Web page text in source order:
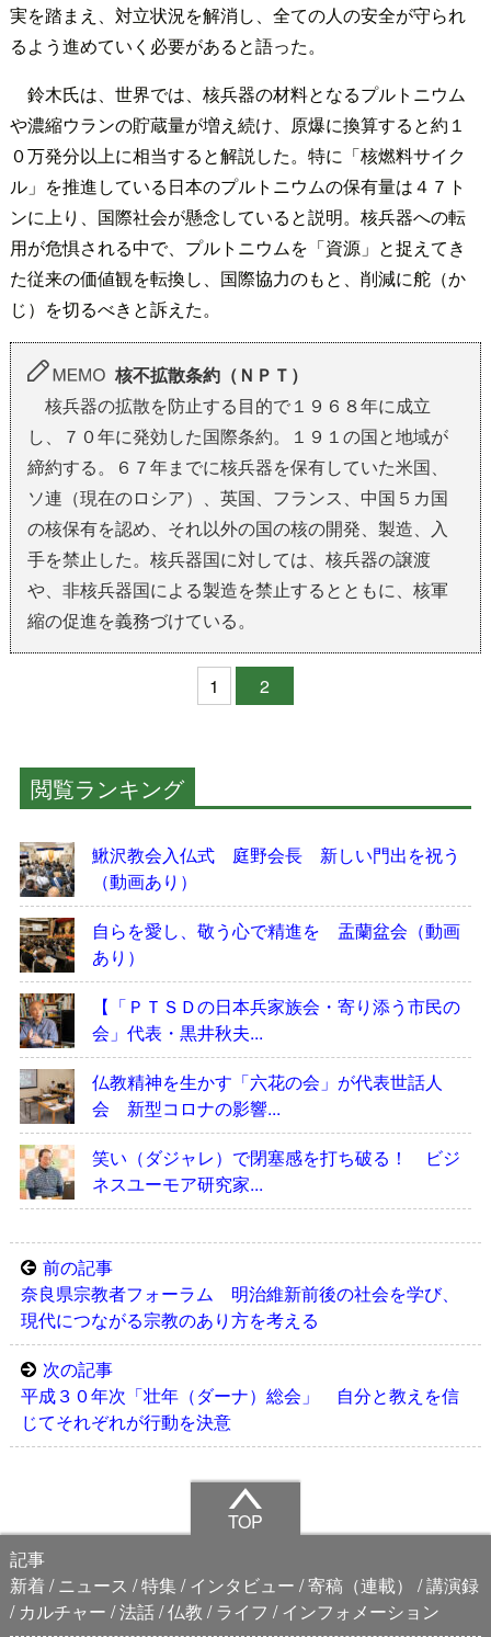
実を踏まえ、対立状況を解消し、全ての人の安全が守られ
るよう進めていく必要があると語った。
鈴木氏は、世界では、核兵器の材料となるプルトニウム
や濃縮ウランの貯蔵量が増え続け、原爆に換算すると約１
０万発分以上に相当すると解説した。特に「核燃料サイク
ル」を推進している日本のプルトニウムの保有量は４７ト
ンに上り、国際社会が懸念していると説明。核兵器への転
用が危惧される中で、プルトニウムを「資源」と捉えてき
た従来の価値観を転換し、国際協力のもと、削減に舵（か
じ）を切るべきと訴えた。
核不拡散条約（ＮＰＴ）
核兵器の拡散を防止する目的で１９６８年に成立
し、７０年に発効した国際条約。１９１の国と地域が
締約する。６７年までに核兵器を保有していた米国、
ソ連（現在のロシア）、英国、フランス、中国５カ国
の核保有を認め、それ以外の国の核の開発、製造、入
手を禁止した。核兵器国に対しては、核兵器の譲渡
や、非核兵器国による製造を禁止するとともに、核軍
縮の促進を義務づけている。
1 2
閲覧ランキング
鰍沢教会入仏式 庭野会長 新しい門出を祝う
（動画あり）
自らを愛し、敬う心で精進を 盂蘭盆会（動画
あり）
【「ＰＴＳＤの日本兵家族会・寄り添う市民の
会」代表・黒井秋夫...
仏教精神を生かす「六花の会」が代表世話人
会 新型コロナの影響...
笑い（ダジャレ）で閉塞感を打ち破る！ ビジ
ネスユーモア研究家...
前の記事
奈良県宗教者フォーラム 明治維新前後の社会を学び、
現代につながる宗教のあり方を考える
次の記事
平成３０年次「壮年（ダーナ）総会」 自分と教えを信
じてそれぞれが行動を決意
TOP
記事
新着
ニュース 特集 インタビュー 寄稿（連載）
講演録
カルチャー 法話 仏教 ライフ インフォメーション